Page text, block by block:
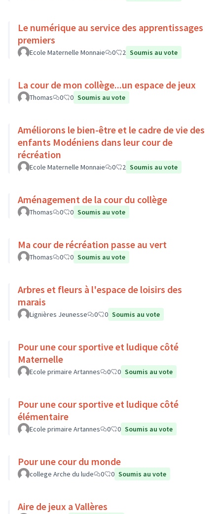
Le numérique au service des apprentissages
premiers
Ecole Maternelle Monnaie 0 2 Soumis au vote
La cour de mon collège...un espace de jeux
Thomas 0 0 Soumis au vote
Améliorons le bien-être et le cadre de vie des
enfants Modéniens dans leur cour de
récréation
Ecole Maternelle Monnaie 0 2 Soumis au vote
Aménagement de la cour du collège
Thomas 0 0 Soumis au vote
Ma cour de récréation passe au vert
Thomas 0 0 Soumis au vote
Arbres et fleurs à l'espace de loisirs des
marais
Lignières Jeunesse 0 0 Soumis au vote
Pour une cour sportive et ludique côté
Maternelle
Ecole primaire Artannes 0 0 Soumis au vote
Pour une cour sportive et ludique côté
élémentaire
Ecole primaire Artannes 0 0 Soumis au vote
Pour une cour du monde
college Arche du lude 0 0 Soumis au vote
Aire de jeux a Vallères